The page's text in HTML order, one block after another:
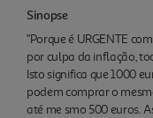
Sinopse
"Porque é URGENTE
por culpa da inflação,
Isto significa que 1000
podem comprar o
até me smo 500 euros.